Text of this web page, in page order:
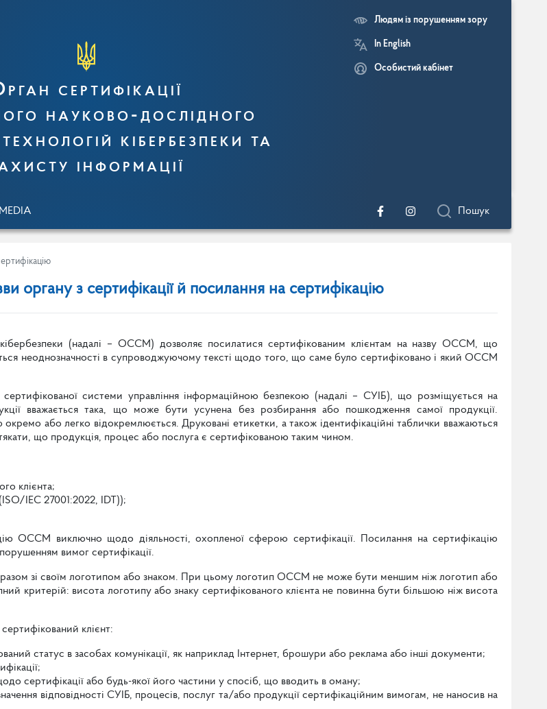
Людям із порушенням зору
In English
Особистий кабінет
сертифікації
науково-дослідного
кібербезпеки та
інформації
Пошук
органу з сертифікації й посилання на сертифікацію
(надалі – ОССМ) дозволяє посилатися сертифікованим клієнтам на назву ОССМ, що
неоднозначності в супроводжуючому тексті щодо того, що саме було сертифіковано і який ОССМ
системи управління інформаційною безпекою (надалі – СУІБ), що розміщується на
вважається така, що може бути усунена без розбирання або пошкодження самої продукції.
або легко відокремлюється. Друковані етикетки, а також ідентифікаційні таблички вважаються
що продукція, процес або послуга є сертифікованою таким чином.
клієнта;
IEC 27001:2022, IDT));
ОССМ виключно щодо діяльності, охопленої сферою сертифікації. Посилання на сертифікацію
вимог сертифікації.
зі своїм логотипом або знаком. При цьому логотип ОССМ не може бути меншим ніж логотип або
критерій: висота логотипу або знаку сертифікованого клієнта не повинна бути більшою ніж висота
клієнт:
статус в засобах комунікації, як наприклад Інтернет, брошури або реклама або інші документи;
сертифікації або будь-якої його частини у спосіб, що вводить в оману;
відповідності СУІБ, процесів, послуг та/або продукції сертифікаційним вимогам, не наносив на